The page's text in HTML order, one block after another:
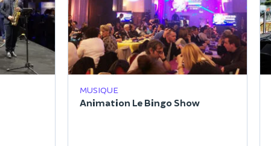
MUSIQUE
Animation Le Bingo Show